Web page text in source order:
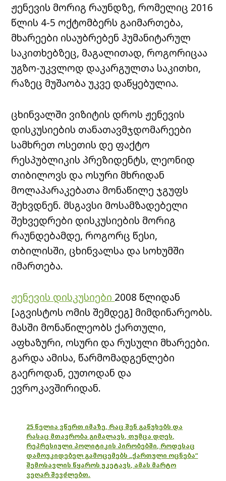
ჟენევის მორიგ რაუნდზე, რომელიც 2016
წლის 4-5 ოქტომბერს გაიმართება,
მხარეები ისაუბრებენ ჰუმანიტარულ
საკითხებზეც, მაგალითად, როგორიცაა
უგზო-უკვლოდ დაკარგულთა საკითხი,
რაზეც მუშაობა უკვე დაწყებულია.
ცხინვალში ვიზიტის დროს ჟენევის
დისკუსიების თანათავმჯდომარეები
სამხრეთ ოსეთის დე ფაქტო
რესპუბლიკის პრეზიდენტს, ლეონიდ
თიბილოვს და ოსური მხრიდან
მოლაპარაკებათა მონაწილე ჯგუფს
შეხვდნენ. მსგავსი მოსამზადებელი
შეხვედრები დისკუსიების მორიგ
რაუნდებამდე, როგორც წესი,
თბილისში, ცხინვალსა და სოხუმში
იმართება.
ჟენევის დისკუსიები 2008 წლიდან
[აგვისტოს ომის შემდეგ] მიმდინარეობს.
მასში მონაწილეობს ქართული,
აფხაზური, ოსური და რუსული მხარეები.
გარდა ამისა, წარმომადგენლები
გაეროდან, ეუთოდან და
ევროკავშირიდან.
25 წელია ვწერთ იმაზე, რაც შენ გაწუხებს და
რასაც მთავრობა გიმალავს, თუმცა დღეს,
რეპრესიული პოლიტიკის პირობებში, როდესაც
დამოუკიდებელ გამოცემებს „ქართული ოცნება“
შემოსავლის წყაროს უკეტავს, ამას მარტო
ვეღარ შევძლებთ.